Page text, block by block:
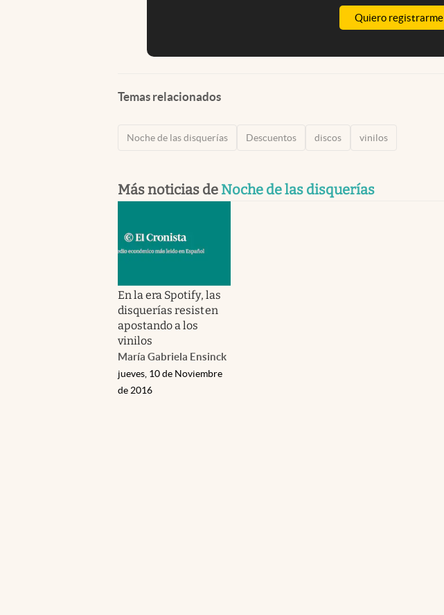
Quiero registrarme
Temas relacionados
Noche de las disquerías Descuentos discos vinilos
Más noticias de Noche de las disquerías
En la era Spotify, las
disquerías resisten
apostando a los
vinilos
María Gabriela Ensinck
jueves, 10 de Noviembre
de 2016